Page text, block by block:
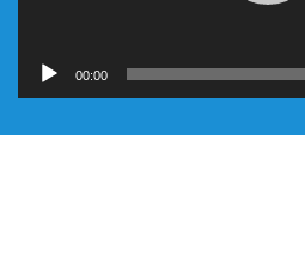
00:00